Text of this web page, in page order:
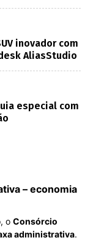
inovador com
AliasStudio
especial com
– economia
o Consórcio
administrativa.